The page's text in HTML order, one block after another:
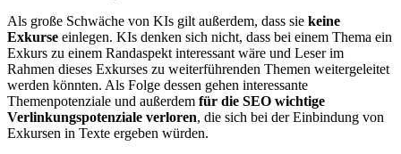
Als große Schwäche von KIs gilt außerdem, dass sie keine
Exkurse einlegen. KIs denken sich nicht, dass bei einem Thema ein
Exkurs zu einem Randaspekt interessant wäre und Leser im
Rahmen dieses Exkurses zu weiterführenden Themen weitergeleitet
werden könnten. Als Folge dessen gehen interessante
Themenpotenziale und außerdem für die SEO wichtige
Verlinkungspotenziale verloren, die sich bei der Einbindung von
Exkursen in Texte ergeben würden.